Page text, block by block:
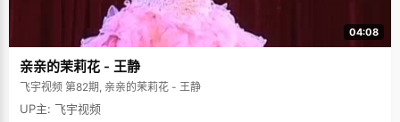
04:08
亲亲的茉莉花 - 王静
飞宇视频 第82期, 亲亲的茉莉花 - 王静
UP主: 飞宇视频